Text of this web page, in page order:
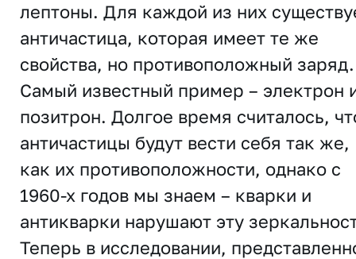
лептоны. Для каждой из них
античастица, которая имеет те же
свойства, но противоположный заряд.
Самый известный пример – электрон
позитрон. Долгое время считалось,
античастицы будут вести себя так же,
как их противоположности, однако с
1960-х годов мы знаем – кварки и
антикварки нарушают эту
Теперь в исследовании,